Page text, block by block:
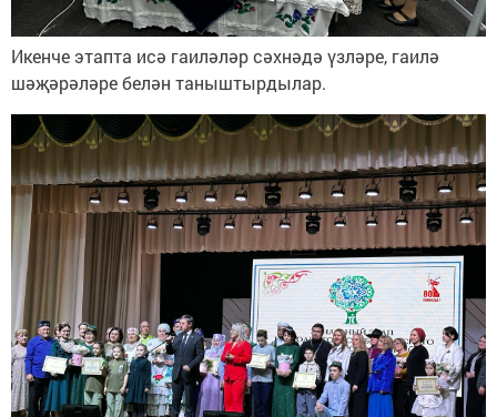
Икенче этапта исә гаиләләр сәхнәдә үзләре, гаилә
шәҗәрәләре белән таныштырдылар.